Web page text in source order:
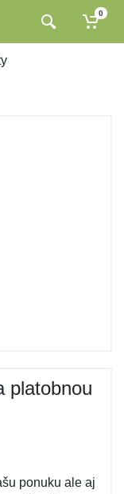
0
platobnou
ponuku ale aj